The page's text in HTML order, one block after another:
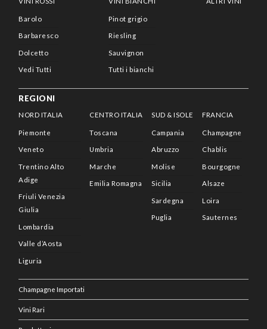
Barolo
Barbaresco
Dolcetto
Vedi Tutti
Pinot grigio
Riesling
Sauvignon
Tutti i bianchi
REGIONI
NORD ITALIA
Piemonte
Veneto
Trentino Alto
Adige
Friuli Venezia
Giulia
Lombardia
Valle d’Aosta
Liguria
CENTRO ITALIA
Toscana
Umbria
Marche
Emilia Romagna
SUD & ISOLE
Campania
Abruzzo
Molise
Sicilia
Sardegna
Puglia
FRANCIA
Champagne
Chablis
Bourgogne
Alsaze
Loira
Sauternes
Champagne Importati
Vini Rari